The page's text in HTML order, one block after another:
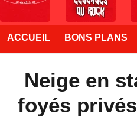
ACCUEIL BONS PLANS
Neige en
foyés